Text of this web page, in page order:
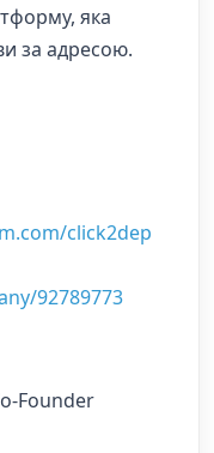
яка
за адресою.
click2dep
92789773
Founder